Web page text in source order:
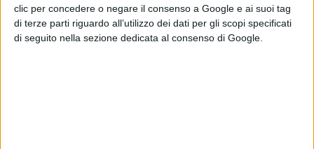
clic per concedere o negare il consenso a Google e ai suoi tag
di terze parti riguardo all’utilizzo dei dati per gli scopi specificati
di seguito nella sezione dedicata al consenso di Google.
daMatteo Marescalco